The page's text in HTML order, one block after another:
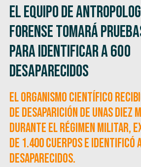
El Equipo de
Forense tomará
para identificar a 600
desaparecidos
El organismo científico
de desaparición de unas diez
durante el régimen militar,
de 1.400 cuerpos e identificó
desaparecidos.